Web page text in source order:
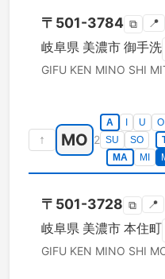
〒 501-3784 ⧉ 📍
岐阜県 美濃市 御手洗
GIFU KEN MINO SHI
↑ MO 2
A U O
SU
SO
MA
MI
〒 501-3728 ⧉ 📍
岐阜県 美濃市 本住町
GIFU KEN MINO SHI